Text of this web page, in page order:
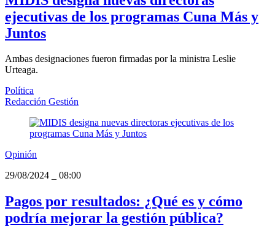
ejecutivas de los programas Cuna Más y
Juntos
Ambas designaciones fueron firmadas por la ministra Leslie
Urteaga.
Política
Redacción Gestión
Opinión
29/08/2024
08:00
Pagos por resultados: ¿Qué es y cómo
podría mejorar la gestión pública?